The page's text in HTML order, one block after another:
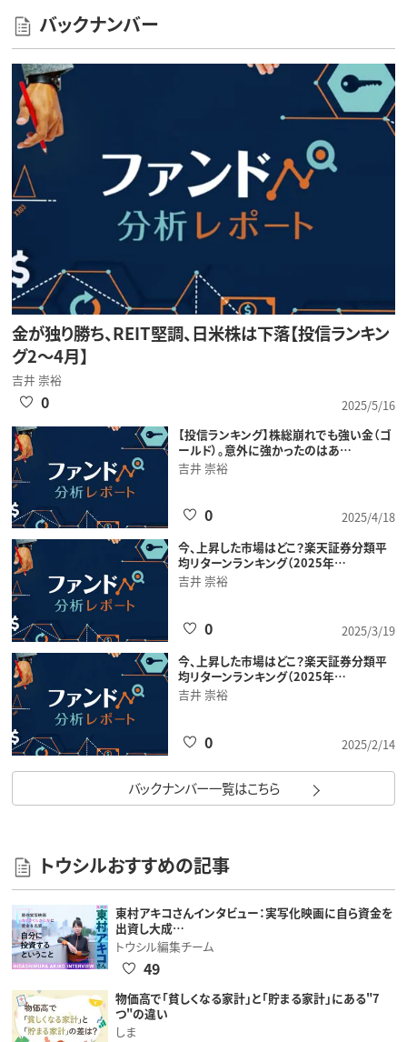
バックナンバー
金が独り勝ち、REIT堅調、日米株は下落【投信ランキン
グ2～4月】
吉井 崇裕
2025/5/16
0
【投信ランキング】株総崩れでも強い金（ゴ
ールド）。意外に強かったのはあ…
吉井 崇裕
2025/4/18
0
今、上昇した市場はどこ？楽天証券分類平
均リターンランキング（2025年…
吉井 崇裕
2025/3/19
0
今、上昇した市場はどこ？楽天証券分類平
均リターンランキング（2025年…
吉井 崇裕
2025/2/14
0
バックナンバー一覧はこちら
トウシルおすすめの記事
東村アキコさんインタビュー：実写化映画に自ら資金を
出資し大成…
トウシル編集チーム
49
物価高で「貧しくなる家計」と「貯まる家計」にある"7
つ"の違い
しま